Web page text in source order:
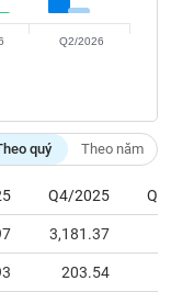
Q2/2026
quý Theo năm
Q4/2025
3,181.37
203.54
Cổ đông lớn